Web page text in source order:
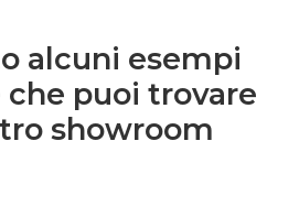
alcuni esempi
puoi trovare
showroom